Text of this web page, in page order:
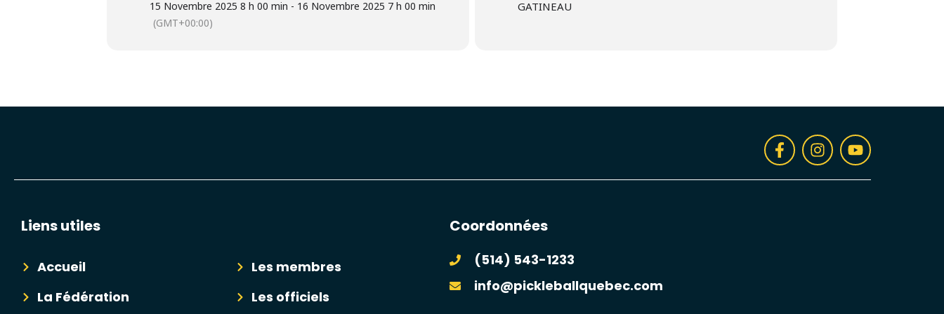
15 Novembre 2025 8 h 00 min - 16 Novembre 2025 7 h 00 min
(GMT+00:00)
GATINEAU
Liens utiles
Accueil
La Fédération
Les membres
Les officiels
Coordonnées
(514) 543-1233
info@pickleballquebec.com